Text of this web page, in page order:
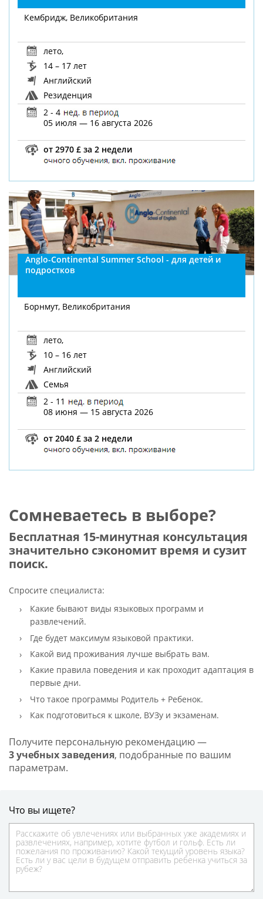
Кембридж, Великобритания
лето,
14 – 17 лет
Английский
Резиденция
2 - 4
05 июля — 16 августа 2026
от 2970 £ за 2 недели
Anglo-Continental Summer School - для детей и
подростков
Борнмут, Великобритания
лето,
10 – 16 лет
Английский
Семья
2 - 11
08 июня — 15 августа 2026
от 2040 £ за 2 недели
Сомневаетесь в выборе?
Бесплатная 15-минутная консультация
значительно сэкономит время и сузит
поиск.
Спросите специалиста:
Какие бывают виды языковых программ и
развлечений.
Где будет максимум языковой практики.
Какой вид проживания лучше выбрать вам.
Какие правила поведения и как проходит адаптация в
первые дни.
Что такое программы Родитель + Ребенок.
Как подготовиться к школе, ВУЗу и экзаменам.
Получите персональную рекомендацию —
3 учебных заведения, подобранные по вашим
параметрам.
Что вы ищете?